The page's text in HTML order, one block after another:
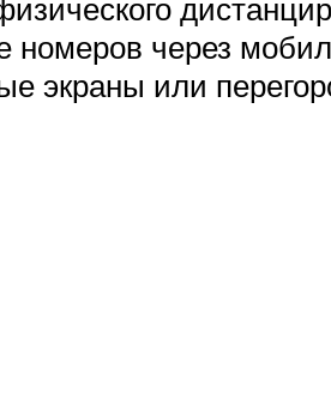
номеров через
экраны или